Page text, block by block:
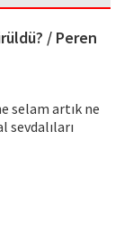
/ Peren
selam artık ne